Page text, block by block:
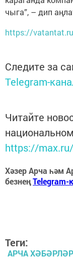
чыга”, – дип
https://
Следите за
Telegram-
Читайте
https://
Хәзер Арча һәм
безнеңTelegram-
Теги:
АРЧА